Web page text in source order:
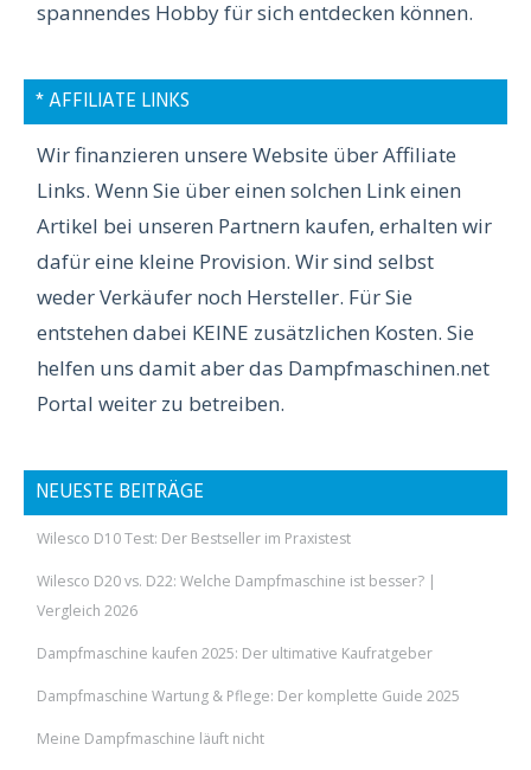
spannendes Hobby für sich entdecken können.
* AFFILIATE LINKS
Wir finanzieren unsere Website über Affiliate
Links. Wenn Sie über einen solchen Link einen
Artikel bei unseren Partnern kaufen, erhalten wir
dafür eine kleine Provision. Wir sind selbst
weder Verkäufer noch Hersteller. Für Sie
entstehen dabei KEINE zusätzlichen Kosten. Sie
helfen uns damit aber das Dampfmaschinen.net
Portal weiter zu betreiben.
NEUESTE BEITRÄGE
Wilesco D10 Test: Der Bestseller im Praxistest
Wilesco D20 vs. D22: Welche Dampfmaschine ist besser? |
Vergleich 2026
Dampfmaschine kaufen 2025: Der ultimative Kaufratgeber
Dampfmaschine Wartung & Pflege: Der komplette Guide 2025
Meine Dampfmaschine läuft nicht